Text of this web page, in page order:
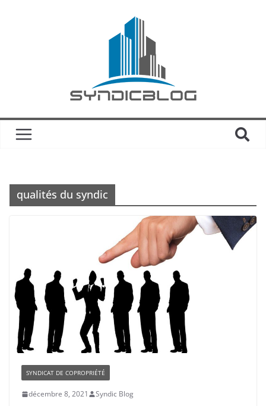
qualités du syndic
SYNDICAT DE COPROPRIÉTÉ
décembre 8, 2021 Syndic Blog